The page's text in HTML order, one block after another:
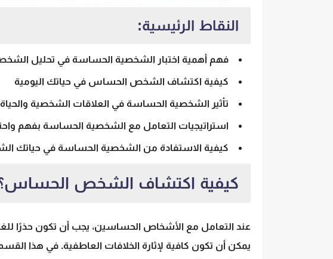
النقاط الرئيسية:
فهم أهمية اختبار الشخصية الحساسة في تحليل
كيفية اكتشاف الشخص الحساس في حياتك اليومية
تأثير الشخصية الحساسة في العلاقات الشخصية
استراتيجيات التعامل مع الشخصية الحساسة بفهم
كيفية الاستفادة من الشخصية الحساسة في حياتك
كيفية اكتشاف الشخص
عند التعامل مع الأشخاص الحساسين، يجب أن تكون حذرًا
يمكن أن تكون كافية لإثارة الخلافات العاطفية. في هذا